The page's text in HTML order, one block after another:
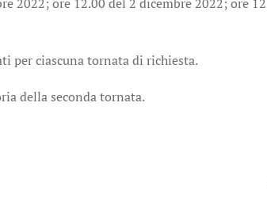
per ciascuna tornata di richiesta.
della seconda tornata.